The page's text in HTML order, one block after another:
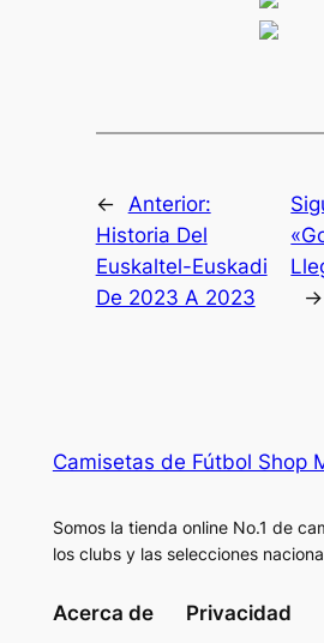
←
Anterior:
Historia Del
Euskaltel-Euskadi
De 2023 A 2023
→
Camisetas de Fútbol Shop
Somos la tienda online No.1 de
los clubs y las selecciones
Acerca de Privacidad